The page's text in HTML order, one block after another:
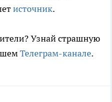
источник.
Узнай страшную
Телеграм-канале.